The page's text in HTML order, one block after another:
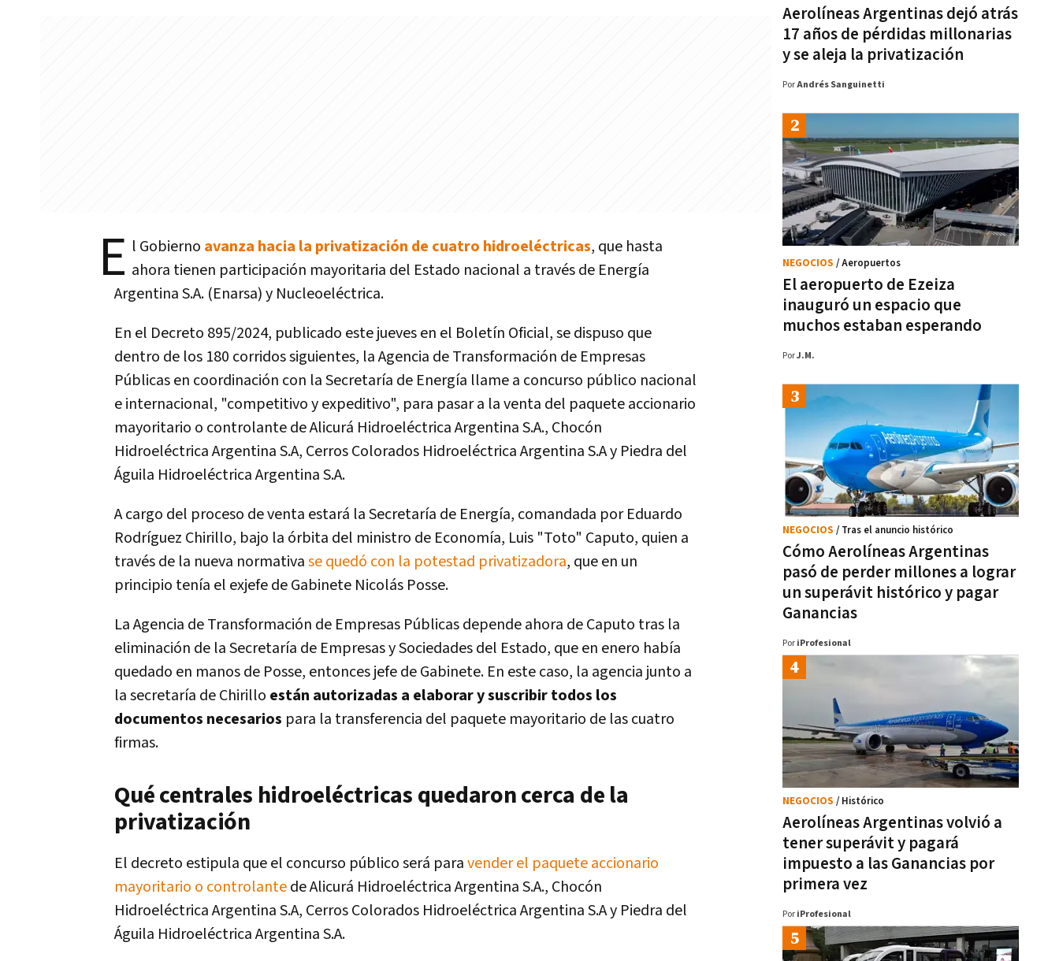
E l Gobierno avanza hacia la privatización de cuatro hidroeléctricas, que hasta
ahora tienen participación mayoritaria del Estado nacional a través de Energía
Argentina S.A. (Enarsa) y Nucleoeléctrica.
En el Decreto 895/2024, publicado este jueves en el Boletín Oficial, se dispuso que
dentro de los 180 corridos siguientes, la Agencia de Transformación de Empresas
Públicas en coordinación con la Secretaría de Energía llame a concurso público nacional
e internacional, "competitivo y expeditivo", para pasar a la venta del paquete accionario
mayoritario o controlante de Alicurá Hidroeléctrica Argentina S.A., Chocón
Hidroeléctrica Argentina S.A, Cerros Colorados Hidroeléctrica Argentina S.A y Piedra del
Águila Hidroeléctrica Argentina S.A.
A cargo del proceso de venta estará la Secretaría de Energía, comandada por Eduardo
Rodríguez Chirillo, bajo la órbita del ministro de Economía, Luis "Toto" Caputo, quien a
través de la nueva normativase quedó con la potestad privatizadora, que en un
principio tenía el exjefe de Gabinete Nicolás Posse.
La Agencia de Transformación de Empresas Públicas depende ahora de Caputo tras la
eliminación de la Secretaría de Empresas y Sociedades del Estado, que en enero había
quedado en manos de Posse, entonces jefe de Gabinete. En este caso, la agencia junto a
la secretaría de Chirillo están autorizadas a elaborar y suscribir todos los
documentos necesarios para la transferencia del paquete mayoritario de las cuatro
firmas.
Qué centrales hidroeléctricas quedaron cerca de la
privatización
El decreto estipula que el concurso público será paravender el paquete accionario
mayoritario o controlantede Alicurá Hidroeléctrica Argentina S.A., Chocón
Hidroeléctrica Argentina S.A, Cerros Colorados Hidroeléctrica Argentina S.A y Piedra del
Águila Hidroeléctrica Argentina S.A.
Aerolíneas Argentinas dejó atrás
17 años de pérdidas millonarias
y se aleja la privatización
PorAndrés Sanguinetti
El aeropuerto de Ezeiza
inauguró un espacio que
muchos estaban esperando
NEGOCIOS / Aeropuertos
PorJ.M.
Cómo Aerolíneas Argentinas
pasó de perder millones a lograr
un superávit histórico y pagar
Ganancias
NEGOCIOS / Tras el anuncio histórico
Por iProfesional
Aerolíneas Argentinas volvió a
tener superávit y pagará
impuesto a las Ganancias por
primera vez
NEGOCIOS / Histórico
Por iProfesional